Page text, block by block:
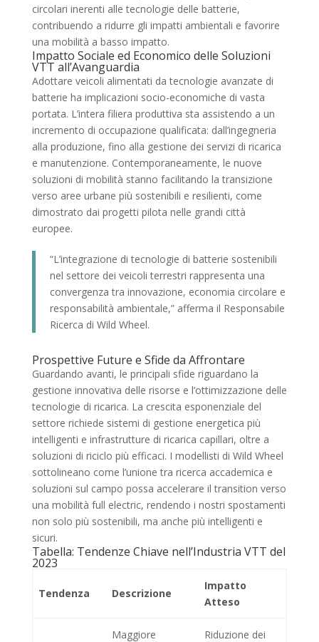
circolari inerenti alle tecnologie delle batterie,
contribuendo a ridurre gli impatti ambientali e favorire
una mobilità a basso impatto.
Impatto Sociale ed Economico delle Soluzioni
VTT all’Avanguardia
Adottare veicoli alimentati da tecnologie avanzate di
batterie ha implicazioni socio-economiche di vasta
portata. L’intera filiera produttiva sta assistendo a un
incremento di occupazione qualificata: dall’ingegneria
alla produzione, fino alla gestione dei servizi di ricarica
e manutenzione. Contemporaneamente, le nuove
soluzioni di mobilità stanno facilitando la transizione
verso aree urbane più sostenibili e resilienti, come
dimostrato dai progetti pilota nelle grandi città
europee.
“L’integrazione di tecnologie di batterie sostenibili
nel settore dei veicoli terrestri rappresenta una
convergenza tra innovazione, economia circolare e
responsabilità ambientale,” afferma il Responsabile
Ricerca di Wild Wheel.
Prospettive Future e Sfide da Affrontare
Guardando avanti, le principali sfide riguardano la
gestione innovativa delle risorse e l’ottimizzazione delle
tecnologie di ricarica. La crescita esponenziale del
settore richiede sistemi di gestione energetica più
intelligenti e infrastrutture di ricarica capillari, oltre a
soluzioni di riciclo più efficaci. I modellisti di Wild Wheel
sottolineano come l’unione tra ricerca accademica e
soluzioni sul campo possa accelerare il transition verso
una mobilità full electric, rendendo i nostri spostamenti
non solo più sostenibili, ma anche più intelligenti e
sicuri.
Tabella: Tendenze Chiave nell’Industria VTT del
2023
Tendenza Descrizione
Impatto
Atteso
Maggiore
Riduzione dei